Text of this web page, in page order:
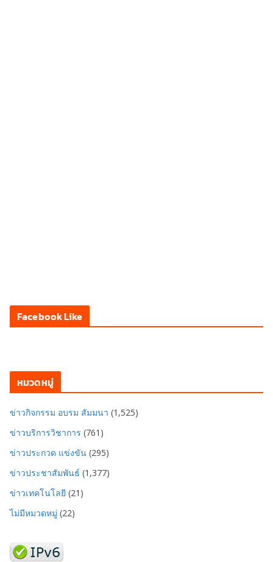
Facebook Like
หมวดหมู่
ข่าวกิจกรรม อบรม สัมมนา (1,525)
ข่าวบริการวิชาการ (761)
ข่าวประกวด แข่งขัน (295)
ข่าวประชาสัมพันธ์ (1,377)
ข่าวเทคโนโลยี (21)
ไม่มีหมวดหมู่ (22)